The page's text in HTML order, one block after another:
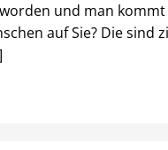
und man
auf Sie? Die sind